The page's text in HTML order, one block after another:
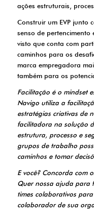
ações estruturais,
Construir um EVP junto
senso de pertencimento
visto que conta com
caminhos para os
marca empregadora
também para os
Facilitação é o mindset
Navigo utiliza a
estratégias criativas de
facilitadora na solução
estrutura, processo e
grupos de trabalho
caminhos e tomar
E você? Concorda com
Quer nossa ajuda para
times colaborativos
colaborador de sua